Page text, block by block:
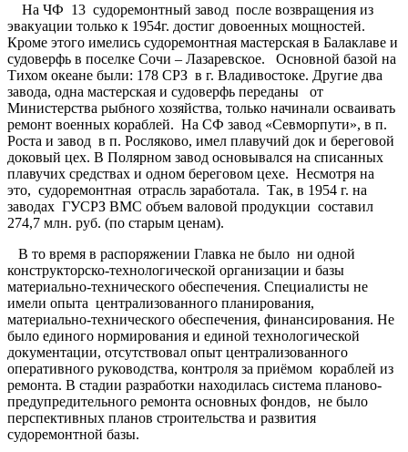
На ЧФ 13 судоремонтный завод после возвращения из
эвакуации только к 1954г. достиг довоенных мощностей.
Кроме этого имелись судоремонтная мастерская в Балаклаве и
судоверфь в поселке Сочи – Лазаревское. Основной базой на
Тихом океане были: 178 СРЗ в г. Владивостоке. Другие два
завода, одна мастерская и судоверфь переданы от
Министерства рыбного хозяйства, только начинали осваивать
ремонт военных кораблей. На СФ завод «Севморпути», в п.
Роста и завод в п. Росляково, имел плавучий док и береговой
доковый цех. В Полярном завод основывался на списанных
плавучих средствах и одном береговом цехе. Несмотря на
это, судоремонтная отрасль заработала. Так, в 1954 г. на
заводах ГУСРЗ ВМС объем валовой продукции составил
274,7 млн. руб. (по старым ценам).
В то время в распоряжении Главка не было ни одной
конструкторско-технологической организации и базы
материально-технического обеспечения. Специалисты не
имели опыта централизованного планирования,
материально-технического обеспечения, финансирования. Не
было единого нормирования и единой технологической
документации, отсутствовал опыт централизованного
оперативного руководства, контроля за приёмом кораблей из
ремонта. В стадии разработки находилась система планово-
предупредительного ремонта основных фондов, не было
перспективных планов строительства и развития
судоремонтной базы.